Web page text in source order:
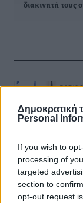
Δημοκρατική
Personal
If you wish to
processing of
targeted
section to
opt-out request
διακινητή τους
06.08.26
06.08.26